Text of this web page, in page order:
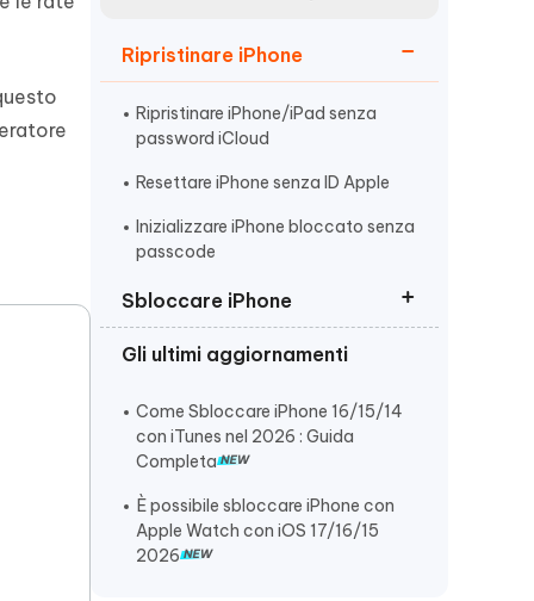
Altri Consigli Utili
Iniziare
Ripristinare iPhone
Ripristinare iPhone/iPad senza
password iCloud
Resettare iPhone senza ID Apple
Inizializzare iPhone bloccato senza
passcode
Sbloccare iPhone
Sbloccare iPhone/iPad Bloccato
Sbloccare un iPhone Non
Disponibile
Sbloccare iPhone disabilitato
senza codice
Gli ultimi aggiornamenti
Come Sbloccare iPhone 16/15/14
con iTunes nel 2026 : Guida
Completa
È possibile sbloccare iPhone con
Apple Watch con iOS 17/16/15
2026